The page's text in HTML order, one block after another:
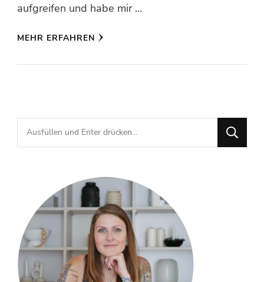
aufgreifen und habe mir …
MEHR ERFAHREN
Suchst
du